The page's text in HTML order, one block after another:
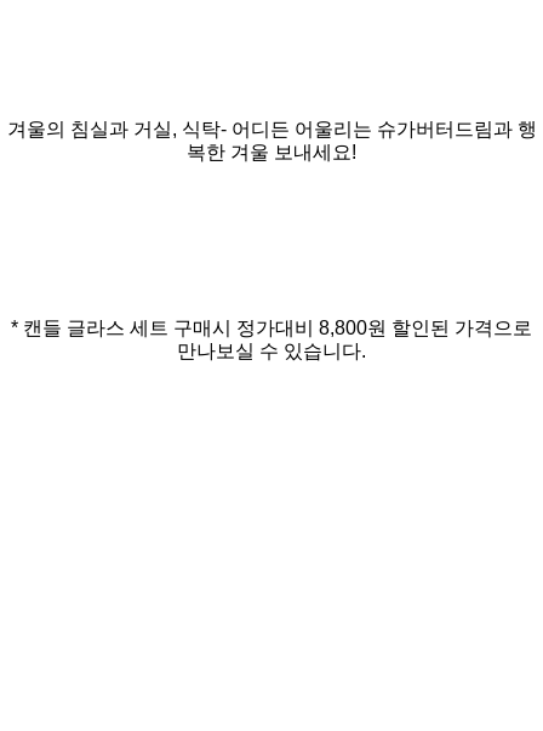
겨울의 침실과 거실, 식탁- 어디든 어울리는 슈가버터드림과 행
복한 겨울 보내세요!
* 캔들 글라스 세트 구매시 정가대비 8,800원 할인된 가격으로
만나보실 수 있습니다.